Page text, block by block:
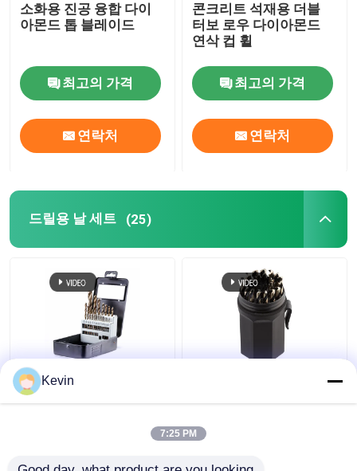
소화용 진공 융합 다이
아몬드 톱 블레이드
최고의 가격
연락처
콘크리트 석재용 더블
터보 로우 다이아몬드
연삭 컵 휠
최고의 가격
연락처
드릴용 날 세트 (25)
21개 HSS 코발트 드릴
비트 세트 (금속, 철, 스
29개 HSS Jobber 드릴
Kevin
7:25 PM